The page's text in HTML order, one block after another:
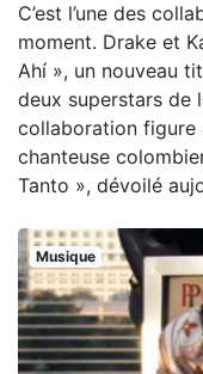
C’est l’une des
moment. Drake et
Ahí », un nouveau
deux superstars de
collaboration figure
chanteuse
Tanto », dévoilé
Musique